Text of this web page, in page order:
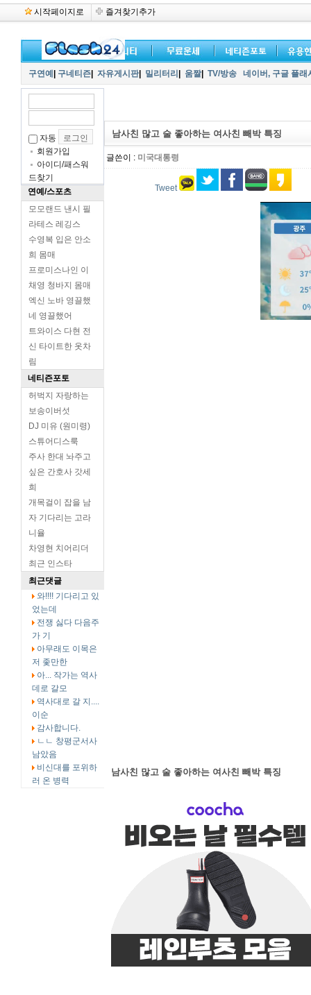
시작페이지로 즐겨찾기추가
구연예 구네티즌 자유게시판| 밀리터리 움짤| TV/방송 네이버, 구글 플
자동
회원가입
아이디/패스워
드찾기
연예/스포츠
모모랜드 낸시 필
라테스 레깅스
수영복 입은 안소
희 몸매
프로미스나인 이
채영 청바지 몸매
엑신 노바 영끌했
네 영끌했어
트와이스 다현 전
신 타이트한 옷차
림
네티즌포토
허벅지 자랑하는
보송이버섯
DJ 미유 (원미령)
스튜어디스룩
주사 한대 놔주고
싶은 간호사 갓세
희
개목걸이 잡을 남
자 기다리는 고라
니율
차영현 치어리더
최근 인스타
최근댓글
와!!!! 기다리고 있
었는데
전쟁 싫다 다음주
가 기
아무래도 이목은
저 좇만한
아... 작가는 역사
데로 갈모
역사대로 갈 지....
이순
감사합니다.
ㄴㄴ 창평군서사
남았음
비신대를 포위하
러 온 병력
남사친 많고 술 좋아하는 여사친 빼박 특징
글쓴이 : 미국대통령
Tweet
남사친 많고 술 좋아하는 여사친 빼박 특징